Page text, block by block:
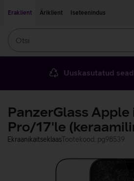
Eraklient
Äriklient Iseteenindus
Uuskasutatud
PanzerGlass Apple
Pro/17'le
EkraanikaitseklaasTootekood: pg98539